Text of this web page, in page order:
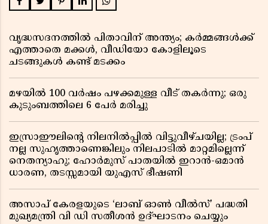
വൃദ്ധസദനത്തിൽ പിതാവിന് അന്ത്യം; കർമ്മങ്ങൾക്ക്
എത്താതെ മക്കൾ, വീഡിയോ കോളിലൂടെ
ചടങ്ങുകൾ കണ്ട് മടക്കം
മഴയിൽ 100 വർഷം പഴക്കമുള്ള വീട് തകർന്നു; ഒരു
കുടുംബത്തിലെ 6 പേർ മരിച്ചു
ഇസ്രാഈലിന്റെ നിലനിൽപ്പിൽ വിട്ടുവീഴ്ചയില്ല; ട്രംപ്
നല്ല സുഹൃത്താണെങ്കിലും നിലപാടിൽ മാറ്റമില്ലെന്ന്
നെതന്യാഹു; ഹോർമുസ് പാതയിൽ ഇറാൻ-ഒമാൻ
ധാരണ, തടസ്സമായി യുഎസ് ഭീഷണി
അസാപ് കേരളയുടെ ‘ലാബ് ഓൺ വീൽസ്’ പദ്ധതി
മുഖ്യമന്ത്രി വി ഡി സതീശൻ ഉദ്ഘാടനം ചെയ്യും